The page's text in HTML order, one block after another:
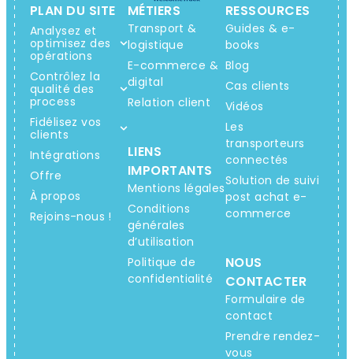
PLAN DU SITE
Analysez et
optimisez des
opérations
Contrôlez la
qualité des
process
Fidélisez vos
clients
Intégrations
Offre
À propos
Rejoins-nous !
MÉTIERS
Transport &
logistique
E-commerce &
digital
Relation client
LIENS
IMPORTANTS
Mentions légales
Conditions
générales
d’utilisation
Politique de
confidentialité
RESSOURCES
Guides & e-
books
Blog
Cas clients
Vidéos
Les
transporteurs
connectés
Solution de suivi
post achat e-
commerce
NOUS
CONTACTER
Formulaire de
contact
Prendre rendez-
vous